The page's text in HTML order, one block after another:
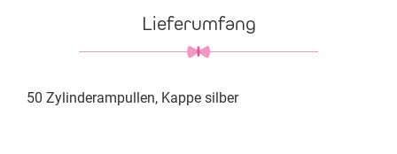
Lieferumfang
50 Zylinderampullen, Kappe silber